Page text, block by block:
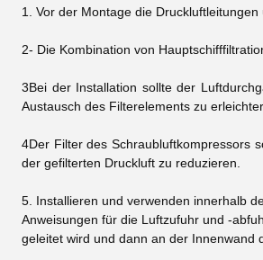
1. Vor der Montage die
2- Die Kombination von
3Bei der Installation sollte der
Austausch des Filterelements zu
4Der Filter des Schraubluftkompressors
der gefilterten Druckluft zu reduzieren.
5. Installieren und verwenden innerhalb
Anweisungen für die Luftzufuhr und -
geleitet wird und dann an der Innenwand